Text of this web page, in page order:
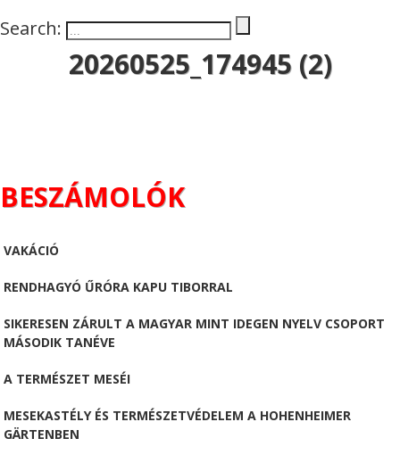
Search:
20260525_174945 (2)
BESZÁMOLÓK
VAKÁCIÓ
RENDHAGYÓ ŰRÓRA KAPU TIBORRAL
SIKERESEN ZÁRULT A MAGYAR MINT IDEGEN NYELV CSOPORT
MÁSODIK TANÉVE
A TERMÉSZET MESÉI
MESEKASTÉLY ÉS TERMÉSZETVÉDELEM A HOHENHEIMER
GÄRTENBEN